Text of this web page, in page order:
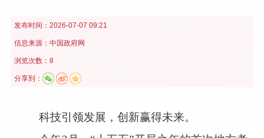
发布时间： 2026-07-07 09:21
信息来源： 中国政府网
浏览次数：8
分享到：
科技引领发展，创新赢得未来。